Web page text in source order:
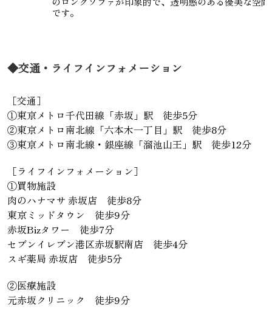
です。
◆交通・ライフインフォメーション
［交通］
①東京メトロ千代田線「赤坂」駅 徒歩5分
②東京メトロ南北線「六本木一丁目」駅 徒歩8分
③東京メトロ南北線・銀座線「溜池山王」駅 徒歩12分
［ライフインフォメーション］
①買物施設
肉のハナマサ 赤坂店 徒歩8分
東京ミッドタウン 徒歩9分
赤坂Bizタワー 徒歩7分
セブンイレブン港区赤坂駅南店 徒歩4分
スギ薬局 赤坂店 徒歩5分
②医療施設
元赤坂クリニック 徒歩9分